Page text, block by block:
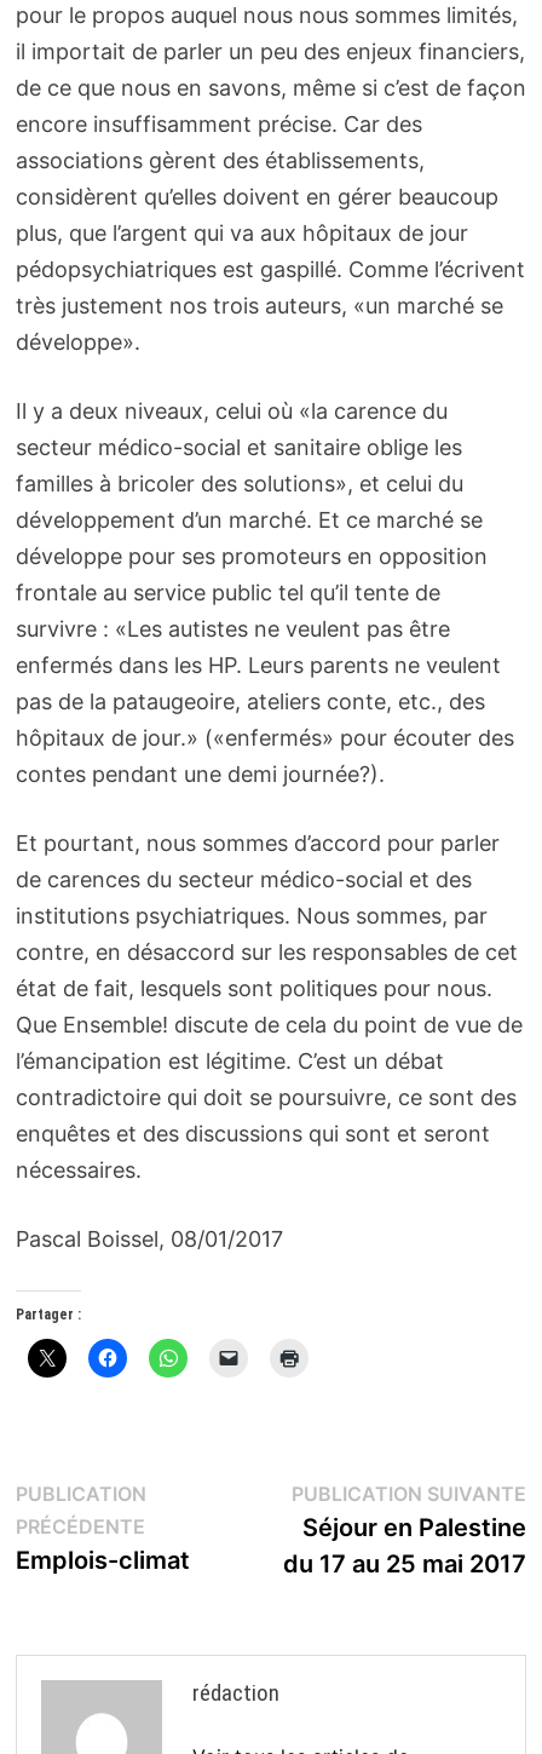
pour le propos auquel nous nous sommes limités,
il importait de parler un peu des enjeux financiers,
de ce que nous en savons, même si c’est de façon
encore insuffisamment précise. Car des
associations gèrent des établissements,
considèrent qu’elles doivent en gérer beaucoup
plus, que l’argent qui va aux hôpitaux de jour
pédopsychiatriques est gaspillé. Comme l’écrivent
très justement nos trois auteurs, «un marché se
développe».
Il y a deux niveaux, celui où «la carence du
secteur médico-social et sanitaire oblige les
familles à bricoler des solutions», et celui du
développement d’un marché. Et ce marché se
développe pour ses promoteurs en opposition
frontale au service public tel qu’il tente de
survivre : «Les autistes ne veulent pas être
enfermés dans les HP. Leurs parents ne veulent
pas de la pataugeoire, ateliers conte, etc., des
hôpitaux de jour.» («enfermés» pour écouter des
contes pendant une demi journée?).
Et pourtant, nous sommes d’accord pour parler
de carences du secteur médico-social et des
institutions psychiatriques. Nous sommes, par
contre, en désaccord sur les responsables de cet
état de fait, lesquels sont politiques pour nous.
Que Ensemble! discute de cela du point de vue de
l’émancipation est légitime. C’est un débat
contradictoire qui doit se poursuivre, ce sont des
enquêtes et des discussions qui sont et seront
nécessaires.
Pascal Boissel, 08/01/2017
Partager :
Navigation
de
PUBLICATION
PRÉCÉDENTEPublication
précédente :
Emplois-climat
PUBLICATION SUIVANTE
Séjour en Palestine
du 17 au 25 mai 2017
rédaction